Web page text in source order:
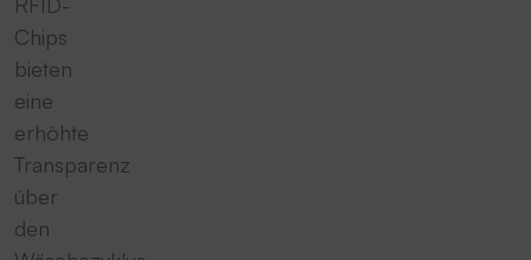
Chips
bieten
eine
erhöhte
Transparenz
über
den